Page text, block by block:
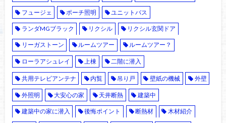
フュージェ ポーチ照明 ユニットバス
ランダMGブラック リクシル リクシル玄関ドア
リーガストーン ルームツアー ルームツアー？
ローラアシュレイ 上棟 二階に潜入
共用テレビアンテナ 内覧 吊り戸 壁紙の機械 外壁
外照明 大安心の家 天井断熱 建築中
建築中の家に潜入 後悔ポイント 断熱材 木材紹介